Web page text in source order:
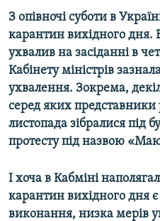
З опівночі суботи в
карантин вихідного дня.
ухвалив на засіданні в
Кабінету міністрів
ухвалення. Зокрема,
серед яких представники
листопада зібралися під
протесту під назвою
І хоча в Кабміні
карантин вихідного дня
виконання, низка мерів